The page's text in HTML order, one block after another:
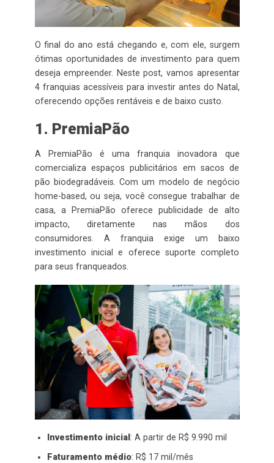
O final do ano está chegando e, com ele, surgem
ótimas oportunidades de investimento para quem
deseja empreender. Neste post, vamos apresentar
4 franquias acessíveis para investir antes do Natal,
oferecendo opções rentáveis e de baixo custo.
1. PremiaPão
A PremiaPão é uma franquia inovadora que
comercializa espaços publicitários em sacos de
pão biodegradáveis. Com um modelo de negócio
home-based, ou seja, você consegue trabalhar de
casa, a PremiaPão oferece publicidade de alto
impacto, diretamente nas mãos dos
consumidores. A franquia exige um baixo
investimento inicial e oferece suporte completo
para seus franqueados.
Investimento inicial : A partir de R$ 9.990 mil
Faturamento médio: R$ 17 mil/mês